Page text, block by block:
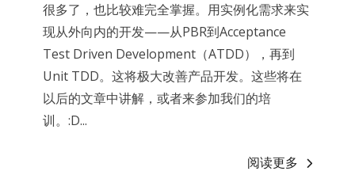
很多了，也比较难完全掌握。用实例化需求来实
现从外向内的开发——从PBR到Acceptance
Test Driven Development（ATDD），再到
Unit TDD。这将极大改善产品开发。这些将在
以后的文章中讲解，或者来参加我们的培
训。:D...
阅读更多